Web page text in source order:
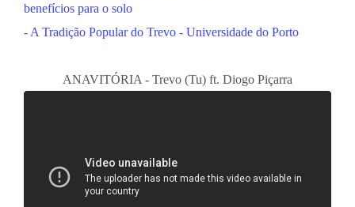
benefícios para o solo
- A Tradição Popular do Trevo - Universidade do Porto
ANAVITÓRIA - Trevo (Tu) ft. Diogo Piçarra